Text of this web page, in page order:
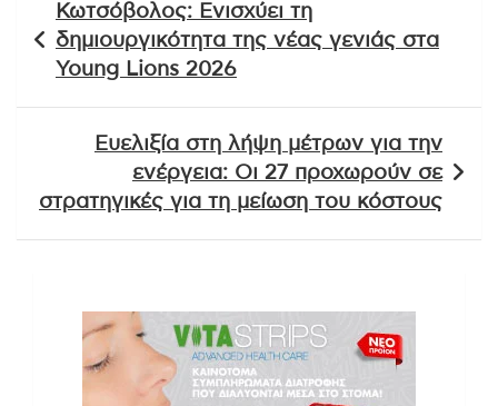
άρθρων
Κωτσόβολος: Ενισχύει τη
δημιουργικότητα της νέας γενιάς στα
Young Lions 2026
Ευελιξία στη λήψη μέτρων για την
ενέργεια: Οι 27 προχωρούν σε
στρατηγικές για τη μείωση του κόστους